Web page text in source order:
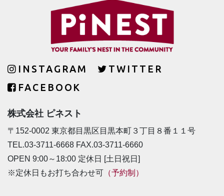
INSTAGRAM
TWITTER
FACEBOOK
株式会社 ピネスト
〒152-0002 東京都目黒区目黒本町３丁目８番１１号
TEL.03-3711-6668 FAX.03-3711-6660
OPEN 9:00～18:00 定休日 [土日祝日]
※定休日もお打ち合わせ可 （予約制）